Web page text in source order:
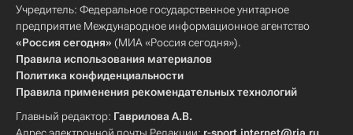
Учредитель: Федеральное государственное унитарное
предприятие Международное информационное агентство
«Россия сегодня» (МИА «Россия сегодня»).
Правила использования материалов
Политика конфиденциальности
Правила применения рекомендательных технологий
Главный редактор: Гаврилова А.В.